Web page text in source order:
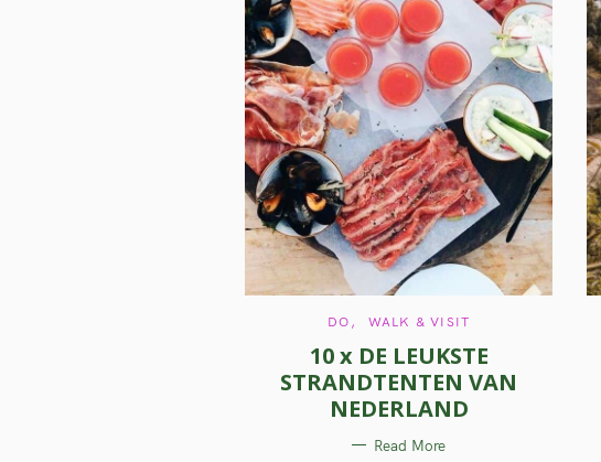
C
T
E
G
O
R
I
S
DO WALK & VISIT
10 x DE LEUKSTE
STRANDTENTEN VAN
NEDERLAND
Read More